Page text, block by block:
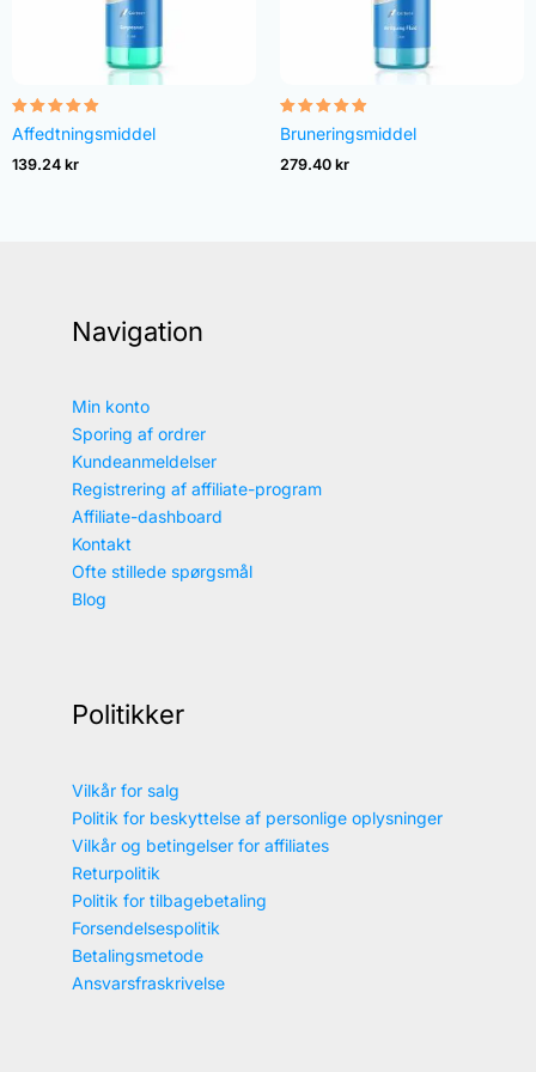
Vurderet
4.82
ud af 5
Affedtningsmiddel
139.24 kr
Vurderet
4.83
ud af 5
Bruneringsmiddel
279.40 kr
Navigation
Min konto
Sporing af ordrer
Kundeanmeldelser
Registrering af affiliate-program
Affiliate-dashboard
Kontakt
Ofte stillede spørgsmål
Blog
Politikker
Vilkår for salg
Politik for beskyttelse af personlige oplysninger
Vilkår og betingelser for affiliates
Returpolitik
Politik for tilbagebetaling
Forsendelsespolitik
Betalingsmetode
Ansvarsfraskrivelse